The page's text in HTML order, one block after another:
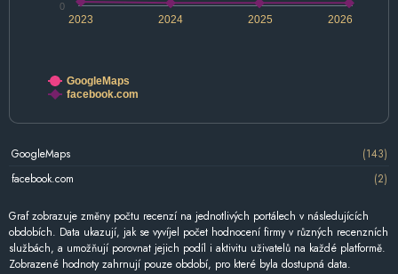
2024 2026
2023 2025
0
GoogleMaps
facebook.com
GoogleMaps
(143)
facebook.com
(2)
Graf zobrazuje změny počtu recenzí na jednotlivých portálech v následujících
obdobích. Data ukazují, jak se vyvíjel počet hodnocení firmy v různých recenzních
službách, a umožňují porovnat jejich podíl i aktivitu uživatelů na každé platformě.
Zobrazené hodnoty zahrnují pouze období, pro které byla dostupná data.